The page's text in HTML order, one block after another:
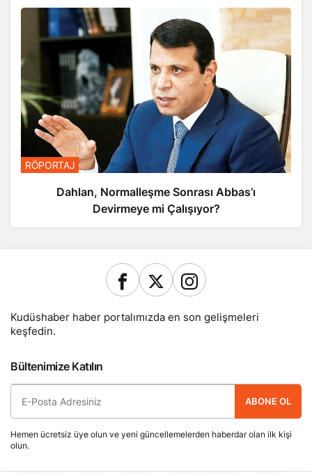
RÖPORTAJ
Dahlan, Normalleşme Sonrası Abbas’ı
Devirmeye mi Çalışıyor?
Kudüshaber haber portalımızda en son gelişmeleri
keşfedin.
Bültenimize Katılın
ABONE OL
Hemen ücretsiz üye olun ve yeni güncellemelerden haberdar olan ilk kişi
olun.